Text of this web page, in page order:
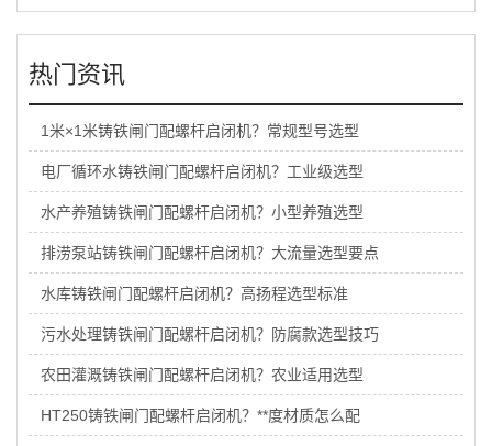
热门资讯
1米×1米铸铁闸门配螺杆启闭机？常规型号选型
电厂循环水铸铁闸门配螺杆启闭机？工业级选型
水产养殖铸铁闸门配螺杆启闭机？小型养殖选型
排涝泵站铸铁闸门配螺杆启闭机？大流量选型要点
水库铸铁闸门配螺杆启闭机？高扬程选型标准
污水处理铸铁闸门配螺杆启闭机？防腐款选型技巧
农田灌溉铸铁闸门配螺杆启闭机？农业适用选型
HT250铸铁闸门配螺杆启闭机？**度材质怎么配